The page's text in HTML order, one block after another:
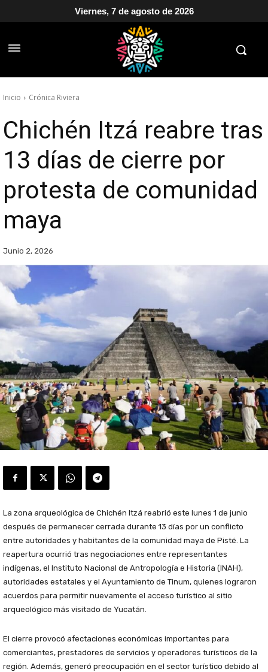
Viernes, 7 de agosto de 2026
Inicio Crónica Riviera
Chichén Itzá reabre tras
13 días de cierre por
protesta de comunidad
maya
Junio 2, 2026
La zona arqueológica de Chichén Itzá reabrió este lunes 1 de junio
después de permanecer cerrada durante 13 días por un conflicto
entre autoridades y habitantes de la comunidad maya de Pisté. La
reapertura ocurrió tras negociaciones entre representantes
indígenas, el Instituto Nacional de Antropología e Historia (INAH),
autoridades estatales y el Ayuntamiento de Tinum, quienes lograron
acuerdos para permitir nuevamente el acceso turístico al sitio
arqueológico más visitado de Yucatán.
El cierre provocó afectaciones económicas importantes para
comerciantes, prestadores de servicios y operadores turísticos de la
región. Además, generó preocupación en el sector turístico debido al